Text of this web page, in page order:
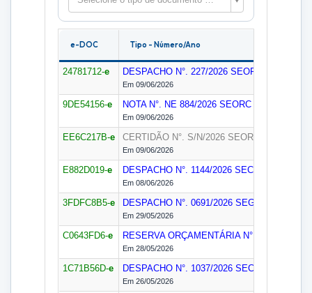
e-DOC Tipo - Número/Ano
24781712-e DESPACHO N°. 227/2026 SEORC
Em 09/06/2026
9DE54156-e NOTA N°. NE 884/2026 SEORC
Em 09/06/2026
EE6C217B-e CERTIDÃO N°. S/N/2026 SEORC
Em 09/06/2026
E882D019-e DESPACHO N°. 1144/2026 SECOF
Em 08/06/2026
3FDFC8B5-e DESPACHO N°. 0691/2026 SEGEDAM
Em 29/05/2026
C0643FD6-e RESERVA ORÇAMENTÁRIA N°. RO 114/
Em 28/05/2026
1C71B56D-e DESPACHO N°. 1037/2026 SECOF
Em 26/05/2026